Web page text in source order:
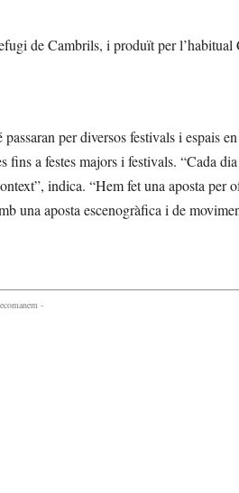
de Cambrils, i produït per l’habitual
per diversos festivals i espais
a festes majors i festivals. “Cada
indica. “Hem fet una aposta per
una aposta escenogràfica i de
-